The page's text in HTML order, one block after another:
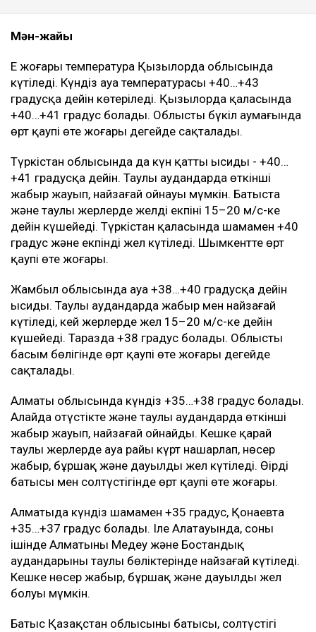
Мән-жайы
Ең жоғары температура Қызылорда облысында
күтіледі. Күндіз ауа температурасы +40…+43
градусқа дейін көтеріледі. Қызылорда қаласында
+40…+41 градус болады. Облыстың бүкіл аумағында
өрт қаупі өте жоғары деңгейде сақталады.
Түркістан облысында да күн қатты ысиды - +40…
+41 градусқа дейін. Таулы аудандарда өткінші
жаңбыр жауып, найзағай ойнауы мүмкін. Батыста
және таулы жерлерде желдің екпіні 15–20 м/с-ке
дейін күшейеді. Түркістан қаласында шамамен +40
градус және екпінді жел күтіледі. Шымкентте өрт
қаупі өте жоғары.
Жамбыл облысында ауа +38…+40 градусқа дейін
ысиды. Таулы аудандарда жаңбыр мен найзағай
күтіледі, кей жерлерде жел 15–20 м/с-ке дейін
күшейеді. Таразда +38 градус болады. Облыстың
басым бөлігінде өрт қаупі өте жоғары деңгейде
сақталады.
Алматы облысында күндіз +35…+38 градус болады.
Алайда оңтүстікте және таулы аудандарда өткінші
жаңбыр жауып, найзағай ойнайды. Кешке қарай
таулы жерлерде ауа райы күрт нашарлап, нөсер
жаңбыр, бұршақ және дауылды жел күтіледі. Өңірдің
батысы мен солтүстігінде өрт қаупі өте жоғары.
Алматыда күндіз шамамен +35 градус, Қонаевта
+35…+37 градус болады. Іле Алатауында, соның
ішінде Алматының Медеу және Бостандық
аудандарының таулы бөліктерінде найзағай күтіледі.
Кешке нөсер жаңбыр, бұршақ және дауылды жел
болуы мүмкін.
Батыс Қазақстан облысының батысы, солтүстігі